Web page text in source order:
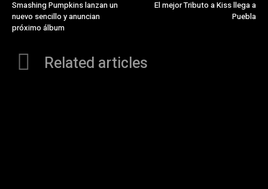
Smashing Pumpkins lanzan un
nuevo sencillo y anuncian
próximo álbum
El mejor Tributo a Kiss llega a
Puebla
Related articles